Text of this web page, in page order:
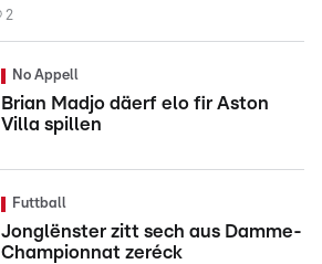
2
No Appell
Brian Madjo däerf elo fir Aston
Villa spillen
Futtball
Jonglënster zitt sech aus Damme-
Championnat zeréck